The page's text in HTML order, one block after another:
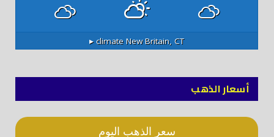
New Britain, CT
أسعار الذهب